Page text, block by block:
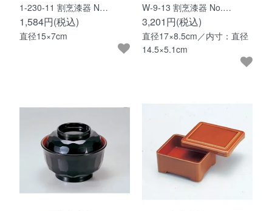
1-230-11 割烹漆器 N…
1,584円(税込)
直径15×7cm
W-9-13 割烹漆器 No.…
3,201円(税込)
直径17×8.5cm／内寸：直径
14.5×5.1cm